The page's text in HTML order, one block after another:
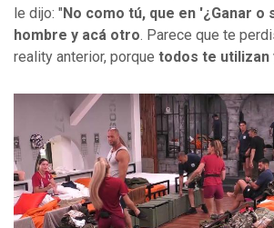
le dijo: "No como tú, que en '¿Ganar
hombre y acá otro. Parece que te
reality anterior, porque todos te utilizan